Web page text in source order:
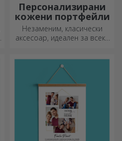
Персонализирани
кожени портфейли
Незаменим, класически
аксесоар, идеален за всеки